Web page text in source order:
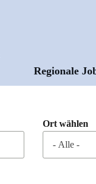
Regionale
Ort wählen